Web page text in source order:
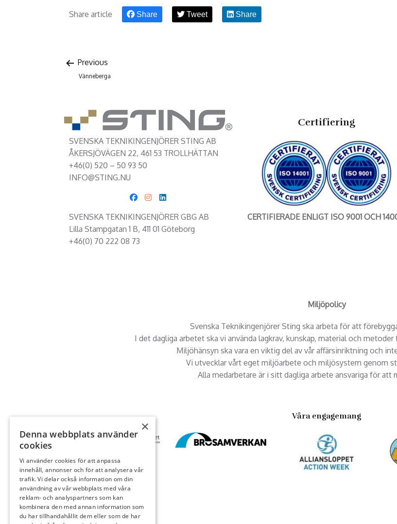
Share article Share Tweet Share
Previous
Vänneberga
SVENSKA TEKNIKINGENJÖRER STING AB
ÅKERSJÖVÄGEN 22, 461 53 TROLLHÄTTAN
+46(0) 520 – 50 93 50
INFO@STING.NU
SVENSKA TEKNIKINGENJÖRER GBG AB
Lilla Stampgatan 1 B, 411 01 Göteborg
+46(0) 70 222 08 73
Certifiering
CERTIFIERADE ENLIGT ISO 9001 OCH
Miljöpolicy
Svenska Teknikingenjörer Sting ska arbeta för att
I det dagliga arbetet ska vi använda lagkrav, kunskap, material och
Miljöhänsyn ska vara en viktig del av vår affärsinriktning och
Vi utvecklar vårt eget miljöarbete och miljösystem genom
Alla medarbetare är i sitt dagliga arbete ansvariga för att
Våra engagemang
×
Denna webbplats använder
cookies
Vi använder cookies för att anpassa
innehåll, annonser och för att analysera vår
trafik. Vi delar också information om din
användning av vår webbplats med våra
reklam- och analyspartners som kan
kombinera den med annan information som
du har tillhandahållit dem eller som de har